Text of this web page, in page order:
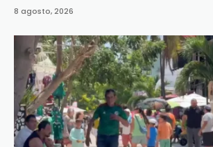
8 agosto, 2026